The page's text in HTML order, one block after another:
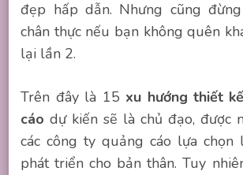
đẹp hấp dẫn. Nhưng cũng
chân thực nếu bạn không quên
lại lần 2.
Trên đây là 15 xu hướng thiết
cáo dự kiến sẽ là chủ đạo, được
các công ty quảng cáo lựa chọn
phát triển cho bản thân. Tuy